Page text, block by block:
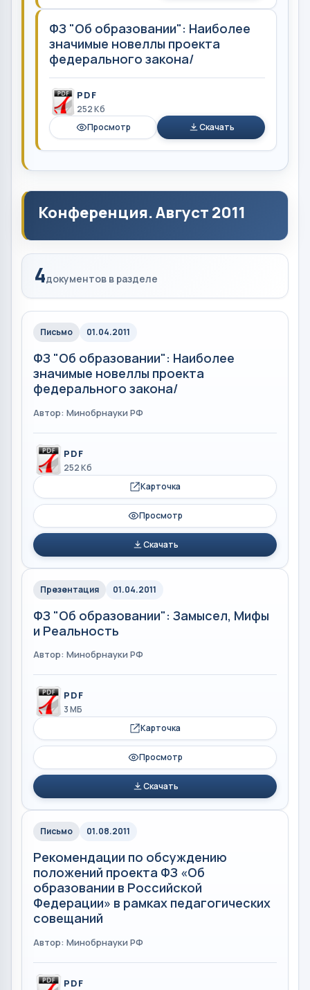
ФЗ "Об образовании": Наиболее
значимые новеллы проекта
федерального закона/
PDF
252 Кб
Просмотр
Скачать
Конференция. Август 2011
4документов в разделе
Письмо 01.04.2011
ФЗ "Об образовании": Наиболее
значимые новеллы проекта
федерального закона/
Автор: Минобрнауки РФ
PDF
252 Кб
Карточка
Просмотр
Скачать
Презентация 01.04.2011
ФЗ "Об образовании": Замысел, Мифы
и Реальность
Автор: Минобрнауки РФ
PDF
3 МБ
Карточка
Просмотр
Скачать
Письмо 01.08.2011
Рекомендации по обсуждению
положений проекта ФЗ «Об
образовании в Российской
Федерации» в рамках педагогических
совещаний
Автор: Минобрнауки РФ
PDF